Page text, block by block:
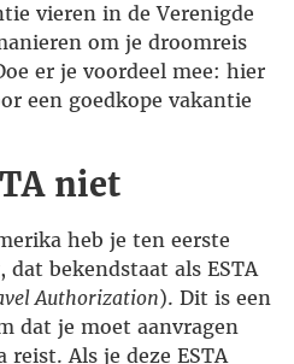
vieren in de Verenigde
om je droomreis
er je voordeel mee: hier
een goedkope vakantie
niet
heb je ten eerste
bekendstaat als ESTA
Authorization). Dit is een
dat je moet aanvragen
Als je deze ESTA